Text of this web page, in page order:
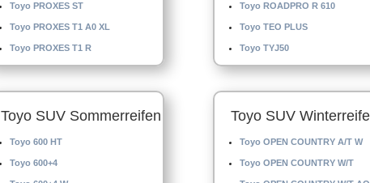
Toyo PROXES ST
Toyo PROXES T1 A0 XL
Toyo PROXES T1 R
Toyo SUV Sommerreifen
Toyo 600 HT
Toyo 600+4
Toyo ROADPRO R 610
Toyo TEO PLUS
Toyo TYJ50
Toyo SUV
Toyo OPEN COUNTRY A/T W
Toyo OPEN COUNTRY W/T